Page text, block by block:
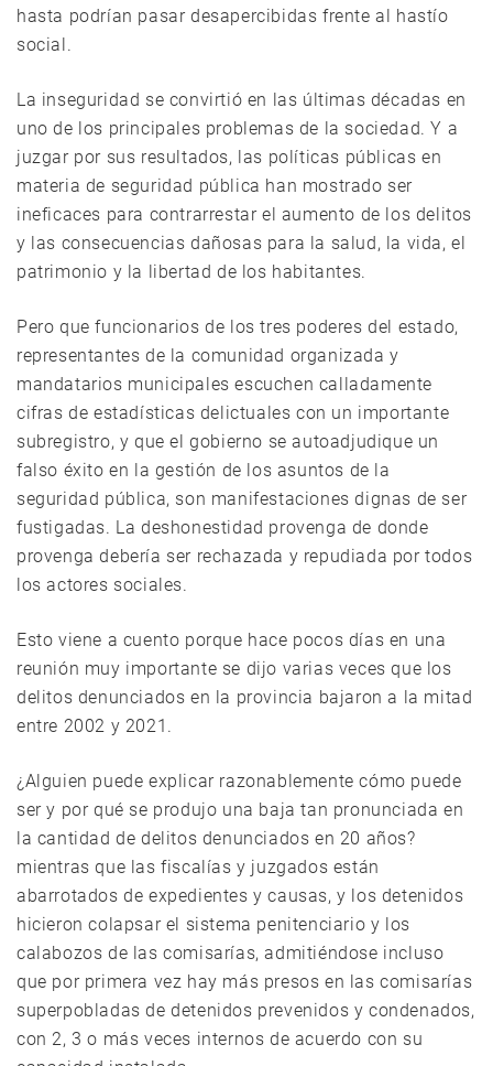
hasta podrían pasar desapercibidas frente al hastío
social.
La inseguridad se convirtió en las últimas décadas en
uno de los principales problemas de la sociedad. Y a
juzgar por sus resultados, las políticas públicas en
materia de seguridad pública han mostrado ser
ineficaces para contrarrestar el aumento de los delitos
y las consecuencias dañosas para la salud, la vida, el
patrimonio y la libertad de los habitantes.
Pero que funcionarios de los tres poderes del estado,
representantes de la comunidad organizada y
mandatarios municipales escuchen calladamente
cifras de estadísticas delictuales con un importante
subregistro, y que el gobierno se autoadjudique un
falso éxito en la gestión de los asuntos de la
seguridad pública, son manifestaciones dignas de ser
fustigadas. La deshonestidad provenga de donde
provenga debería ser rechazada y repudiada por todos
los actores sociales.
Esto viene a cuento porque hace pocos días en una
reunión muy importante se dijo varias veces que los
delitos denunciados en la provincia bajaron a la mitad
entre 2002 y 2021.
¿Alguien puede explicar razonablemente cómo puede
ser y por qué se produjo una baja tan pronunciada en
la cantidad de delitos denunciados en 20 años?
mientras que las fiscalías y juzgados están
abarrotados de expedientes y causas, y los detenidos
hicieron colapsar el sistema penitenciario y los
calabozos de las comisarías, admitiéndose incluso
que por primera vez hay más presos en las comisarías
superpobladas de detenidos prevenidos y condenados,
con 2, 3 o más veces internos de acuerdo con su